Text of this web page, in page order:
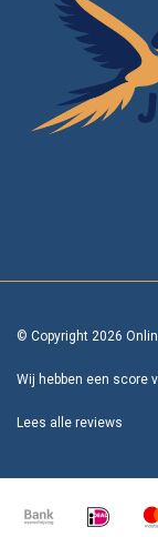
© Copyright 2026
Wij hebben een score
Lees alle reviews